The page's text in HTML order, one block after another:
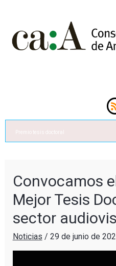
Premio tesis doctoral
Convocamos
Mejor Tesis
sector
Noticias / 29 de junio de